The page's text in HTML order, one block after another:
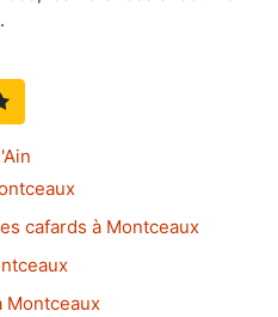
cafards à Montceaux
Montceaux